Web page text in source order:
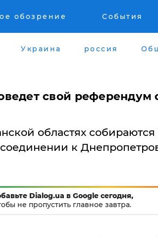
обозрение События
Украина россия
свой референдум
областях собираются
к
Dialog.ua в Google сегодня,
не пропустить главное завтра.